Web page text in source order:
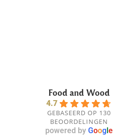
Food and Wood
4.7
GEBASEERD OP 130
BEOORDELINGEN
powered by Google